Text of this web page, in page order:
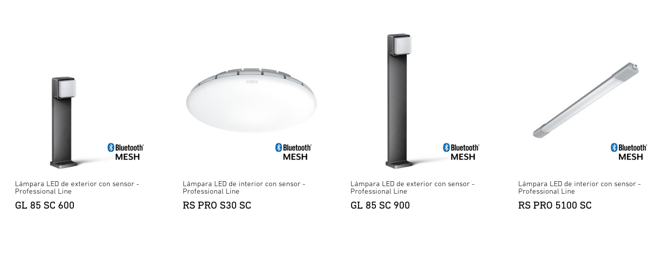
Lámpara LED de exterior con sensor -
Professional Line
GL 85 SC 600
Lámpara LED de interior con sensor -
Professional Line
RS PRO S30 SC
Lámpara LED de exterior con sensor -
Professional Line
GL 85 SC 900
Lámpara LED de interior con sensor -
Professional Line
RS PRO 5100 SC